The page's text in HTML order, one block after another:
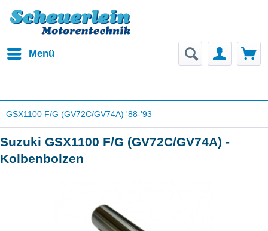
Menü
GSX1100 F/G (GV72C/GV74A) '88-'93
Suzuki GSX1100 F/G (GV72C/GV74A) -
Kolbenbolzen